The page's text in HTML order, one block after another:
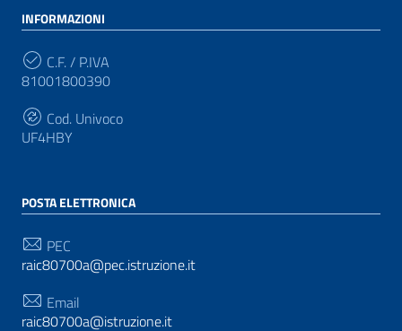
INFORMAZIONI
C.F. / P.IVA
81001800390
Cod. Univoco
UF4HBY
POSTA ELETTRONICA
PEC
raic80700a@pec.istruzione.it
Email
raic80700a@istruzione.it